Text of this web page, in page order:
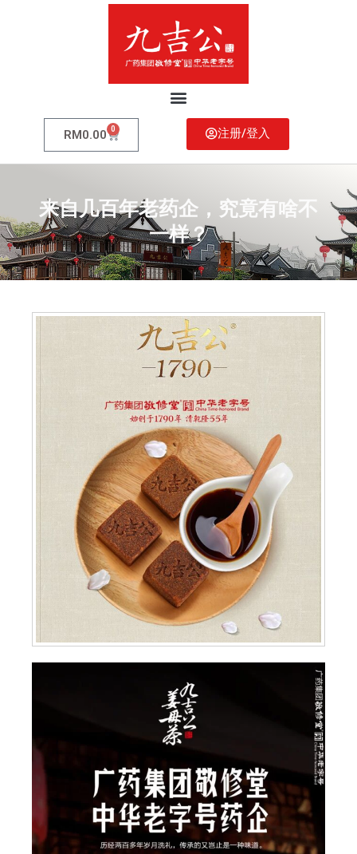
Menu
RM0.00 0 Cart 注册/登入
来自几百年老药企，究竟有啥不
一样？